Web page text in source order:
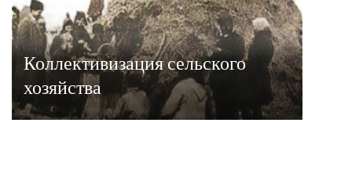
Коллективизация сельского
хозяйства